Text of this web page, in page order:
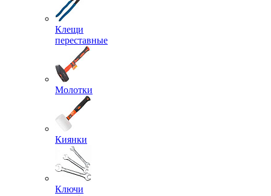
Клещи
переставные
Молотки
Киянки
Ключи